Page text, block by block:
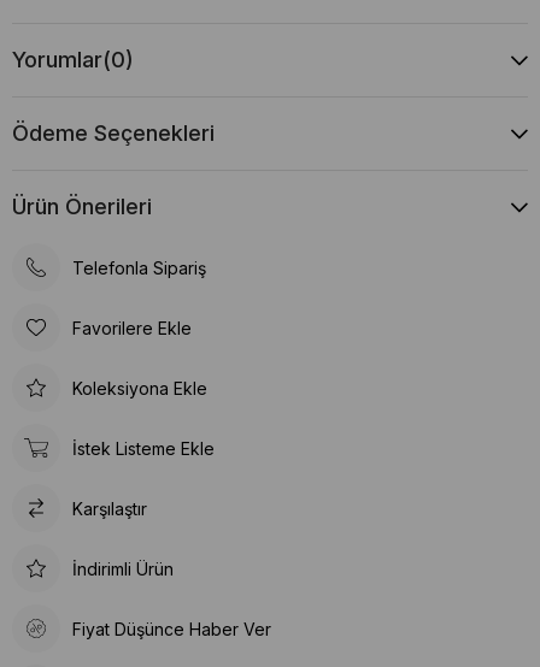
Yorumlar(0)
Ödeme Seçenekleri
Ürün Önerileri
Telefonla Sipariş
Favorilere Ekle
Koleksiyona Ekle
İstek Listeme Ekle
Karşılaştır
İndirimli Ürün
Fiyat Düşünce Haber Ver